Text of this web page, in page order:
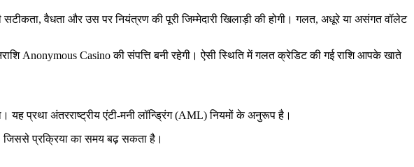
वैधता और उस पर नियंत्रण की पूरी जिम्मेदारी खिलाड़ी की होगी। गलत, अधूरे या असंगत वॉलेट
Anonymous Casino की संपत्ति बनी रहेगी। ऐसी स्थिति में गलत क्रेडिट की गई राशि आपके खाते
यह प्रथा अंतरराष्ट्रीय एंटी-मनी लॉन्ड्रिंग (AML) नियमों के अनुरूप है।
जिससे प्रक्रिया का समय बढ़ सकता है।